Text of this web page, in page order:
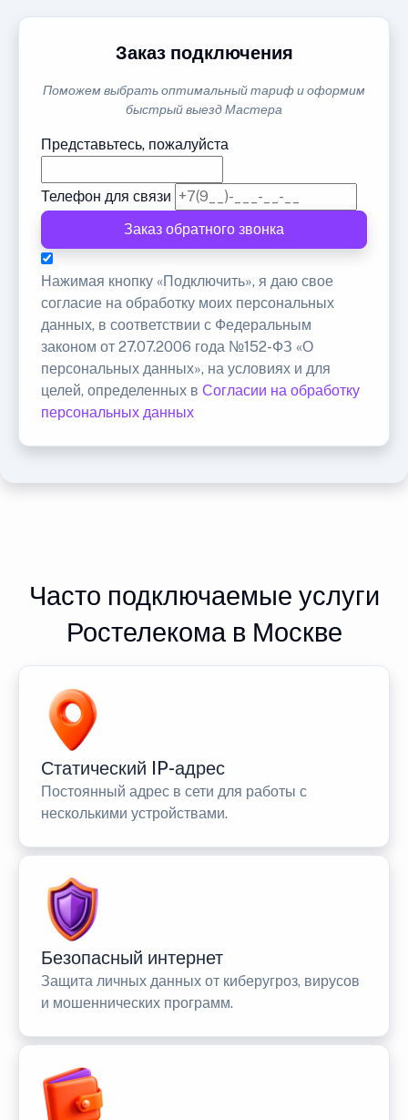
Заказ подключения
Поможем выбрать оптимальный тариф и оформим
быстрый выезд Мастера
Представьтесь, пожалуйста
Телефон для связи
Заказ обратного звонка
Нажимая кнопку «Подключить», я даю свое
согласие на обработку моих персональных
данных, в соответствии с Федеральным
законом от 27.07.2006 года №152-ФЗ «О
персональных данных», на условиях и для
целей, определенных в Согласии на обработку
персональных данных
Часто подключаемые услуги
Ростелекома в Москве
Статический IP-адрес
Постоянный адрес в сети для работы с
несколькими устройствами.
Безопасный интернет
Защита личных данных от киберугроз, вирусов
и мошеннических программ.